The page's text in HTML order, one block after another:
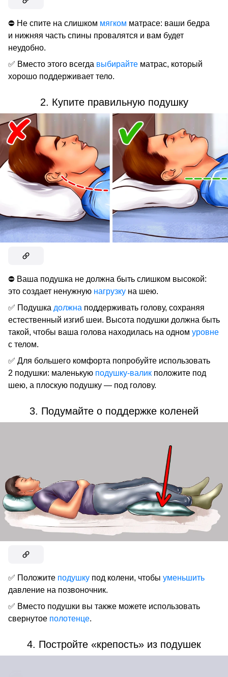
⛔ Не спите на слишком мягком матрасе: ваши бедра
и нижняя часть спины провалятся и вам будет
неудобно.
✅ Вместо этого всегда выбирайте матрас, который
хорошо поддерживает тело.
2. Купите правильную подушку
⛔ Ваша подушка не должна быть слишком высокой:
это создает ненужную нагрузку на шею.
✅ Подушка должна поддерживать голову, сохраняя
естественный изгиб шеи. Высота подушки должна быть
такой, чтобы ваша голова находилась на одном уровне
с телом.
✅ Для большего комфорта попробуйте использовать
2 подушки: маленькую подушку-валик положите под
шею, а плоскую подушку — под голову.
3. Подумайте о поддержке коленей
✅ Положите подушку под колени, чтобы уменьшить
давление на позвоночник.
✅ Вместо подушки вы также можете использовать
свернутое полотенце.
4. Постройте «крепость» из подушек